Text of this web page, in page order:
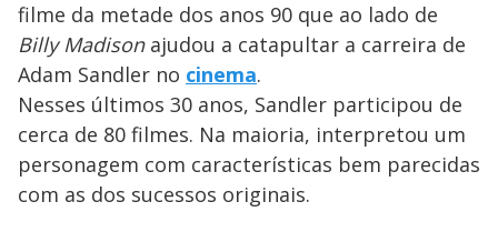
filme da metade dos anos 90 que ao lado de
Billy Madisonajudou a catapultar a carreira de
Adam Sandler no cinema.
Nesses últimos 30 anos, Sandler participou de
cerca de 80 filmes. Na maioria, interpretou um
personagem com características bem parecidas
com as dos sucessos originais.